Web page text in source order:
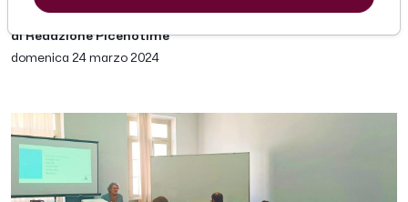
di Redazione Picenotime
domenica 24 marzo 2024